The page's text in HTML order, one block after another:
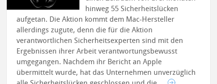
hinweg 55 Sicherheitslücken
aufgetan. Die Aktion kommt dem Mac-Hersteller
allerdings zugute, denn die für die Aktion
verantwortlichen Sicherheitsexperten sind mit den
Ergebnissen ihrer Arbeit verantwortungsbewusst
umgegangen. Nachdem ihr Bericht an Apple
übermittelt wurde, hat das Unternehmen unverzüglich